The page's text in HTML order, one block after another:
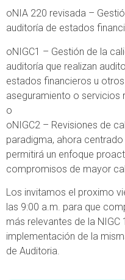
oNIA 220 revisada –
auditoría de estados
oNIGC1 – Gestión de la
auditoría que realizan
estados financieros u
aseguramiento o servicios
o
oNIGC2 – Revisiones de
paradigma, ahora
permitirá un enfoque
compromisos de mayor
Los invitamos el proximo
las 9:00 a.m. para que
más relevantes de la
implementación de la
de Auditoria.